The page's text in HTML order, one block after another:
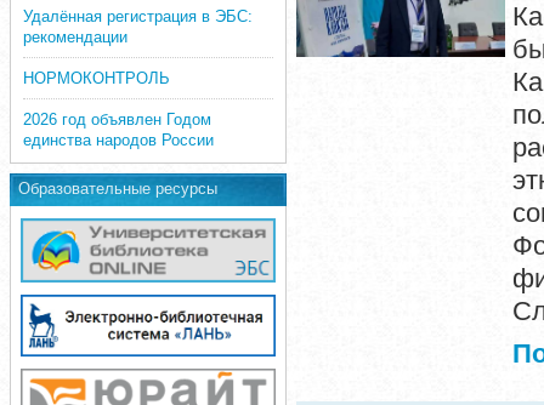
Удалённая регистрация в ЭБС:
рекомендации
НОРМОКОНТРОЛЬ
2026 год объявлен Годом
единства народов России
Образовательные ресурсы